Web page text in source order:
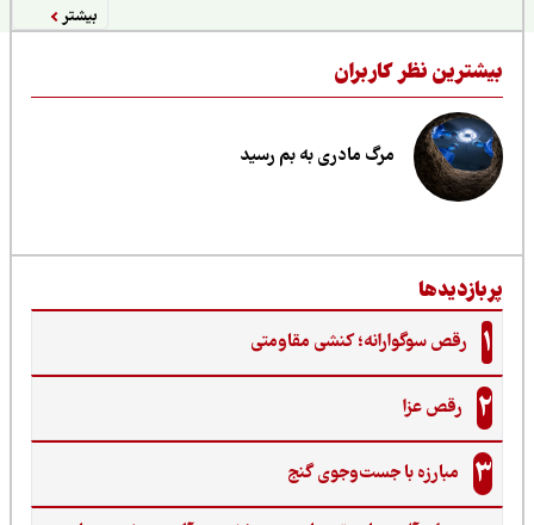
نظر کاربران
مرگ مادری به بم رسید
رقص سوگوارانه؛ کنشی مقاومتی
رقص عزا
مبارزه با جست‌وجوی گنج‌